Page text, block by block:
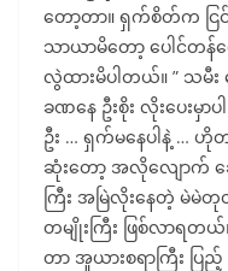
တော့တာ။ ရှက်စိတ်က င
သာယာမိတော့ ပေါင်တန်
လွဲထားမိပါတယ်။ ” သမီး
ခဏနေ ဦးစိုး လိုးပေးမှာ
ဦး … ရှက်မနေပါနဲ့ … ဟိုတ
ဆုံးတော့ အလိုလျောက်
ကြီး အမြဲလိုးနေတဲ့ မဲ
တမျိုးကြီး ဖြစ်လာရ
တာ အူယားစရာကြီး ပြည့်